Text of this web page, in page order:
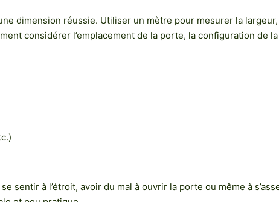
dimension réussie. Utiliser un mètre pour mesurer la
considérer l’emplacement de la porte, la configuration de
sentir à l’étroit, avoir du mal à ouvrir la porte ou même à